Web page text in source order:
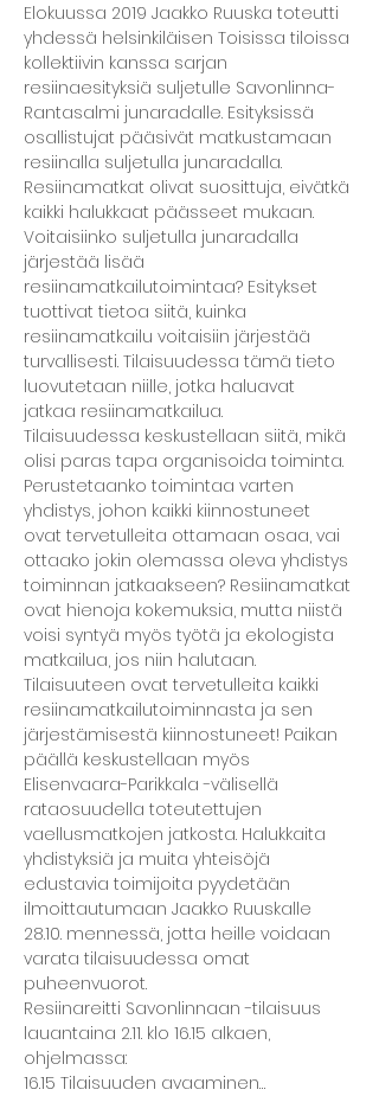
Elokuussa 2019 Jaakko Ruuska toteutti
yhdessä helsinkiläisen Toisissa tiloissa
kollektiivin kanssa sarjan
resiinaesityksiä suljetulle Savonlinna-
Rantasalmi junaradalle. Esityksissä
osallistujat pääsivät matkustamaan
resiinalla suljetulla junaradalla.
Resiinamatkat olivat suosittuja, eivätkä
kaikki halukkaat päässeet mukaan.
Voitaisiinko suljetulla junaradalla
järjestää lisää
resiinamatkailutoimintaa? Esitykset
tuottivat tietoa siitä, kuinka
resiinamatkailu voitaisiin järjestää
turvallisesti. Tilaisuudessa tämä tieto
luovutetaan niille, jotka haluavat
jatkaa resiinamatkailua.
Tilaisuudessa keskustellaan siitä, mikä
olisi paras tapa organisoida toiminta.
Perustetaanko toimintaa varten
yhdistys, johon kaikki kiinnostuneet
ovat tervetulleita ottamaan osaa, vai
ottaako jokin olemassa oleva yhdistys
toiminnan jatkaakseen? Resiinamatkat
ovat hienoja kokemuksia, mutta niistä
voisi syntyä myös työtä ja ekologista
matkailua, jos niin halutaan.
Tilaisuuteen ovat tervetulleita kaikki
resiinamatkailutoiminnasta ja sen
järjestämisestä kiinnostuneet! Paikan
päällä keskustellaan myös
Elisenvaara-Parikkala -välisellä
rataosuudella toteutettujen
vaellusmatkojen jatkosta. Halukkaita
yhdistyksiä ja muita yhteisöjä
edustavia toimijoita pyydetään
ilmoittautumaan Jaakko Ruuskalle
28.10. mennessä, jotta heille voidaan
varata tilaisuudessa omat
puheenvuorot.
Resiinareitti Savonlinnaan -tilaisuus
lauantaina 2.11. klo 16.15 alkaen,
ohjelmassa:
16.15 Tilaisuuden avaaminen…